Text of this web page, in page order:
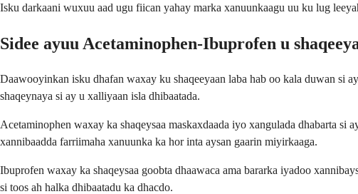
Isku darkaani wuxuu aad ugu fiican yahay marka xanuunkaagu uu ku lug
Sidee ayuu Acetaminophen-Ibuprofen u
Daawooyinkan isku dhafan waxay ku shaqeeyaan laba hab oo kala duwan si
shaqeynaya si ay u xalliyaan isla dhibaatada.
Acetaminophen waxay ka shaqeysaa maskaxdaada iyo xangulada dhabarta si
xannibaadda farriimaha xanuunka ka hor inta aysan gaarin miyirkaaga.
Ibuprofen waxay ka shaqeysaa goobta dhaawaca ama bararka iyadoo
si toos ah halka dhibaatadu ka dhacdo.